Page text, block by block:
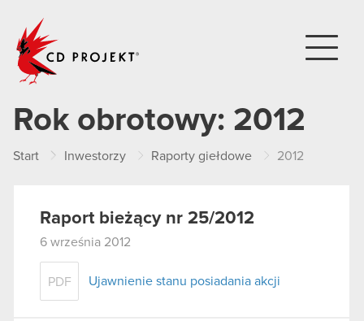
Rok obrotowy: 2012
Start Inwestorzy Raporty giełdowe 2012
Raport bieżący nr 25/2012
6 września 2012
PDF Ujawnienie stanu posiadania akcji